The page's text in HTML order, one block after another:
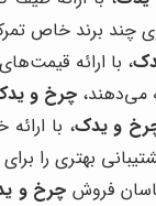
چند برند خاص
، با ارائه
می‌دهند، چرخ و
و یدک، با
بهتری را
فروش چرخ و